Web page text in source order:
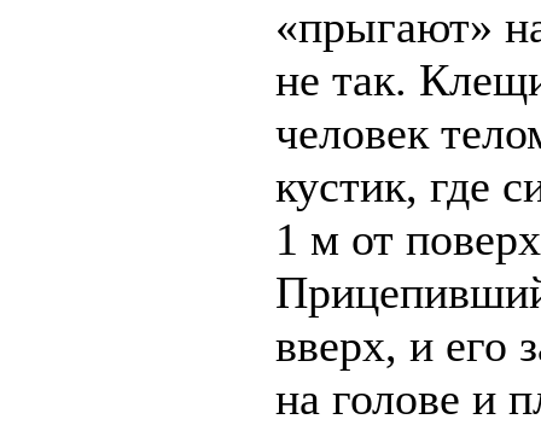
«прыгают»
не так.
человек
кустик, где
1 м от
вверх, и его
на голове и